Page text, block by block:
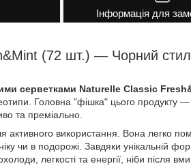
Інформація для
(72 шт.) — Чорний
серветками Naturelle Classic
Головна "фішка" цього продукту —
та преміально.
використання. Вона легко
чи в подорожі. Завдяки унікальній
легкості та енергії, ніби після